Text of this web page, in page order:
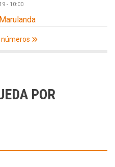
- 10:00
números
POR